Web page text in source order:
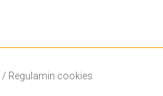
/ Regulamin cookies